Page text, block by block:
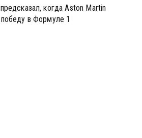
когда Aston Martin
в Формуле 1